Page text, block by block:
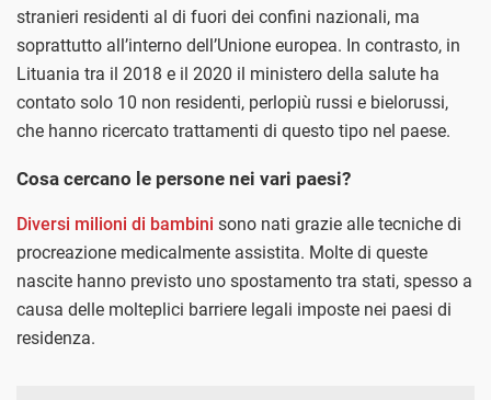
stranieri residenti al di fuori dei confini nazionali, ma
soprattutto all’interno dell’Unione europea. In contrasto, in
Lituania tra il 2018 e il 2020 il ministero della salute ha
contato solo 10 non residenti, perlopiù russi e bielorussi,
che hanno ricercato trattamenti di questo tipo nel paese.
Cosa cercano le persone nei vari paesi?
Diversi milioni di bambini sono nati grazie alle tecniche di
procreazione medicalmente assistita. Molte di queste
nascite hanno previsto uno spostamento tra stati, spesso a
causa delle molteplici barriere legali imposte nei paesi di
residenza.